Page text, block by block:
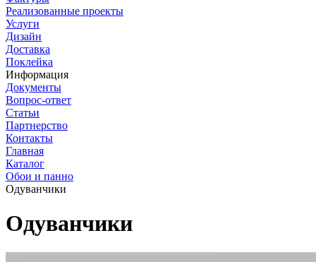
Реализованные проекты
Услуги
Дизайн
Доставка
Поклейка
Информация
Документы
Вопрос-ответ
Статьи
Партнерство
Контакты
Главная
Каталог
Обои и панно
Одуванчики
Одуванчики